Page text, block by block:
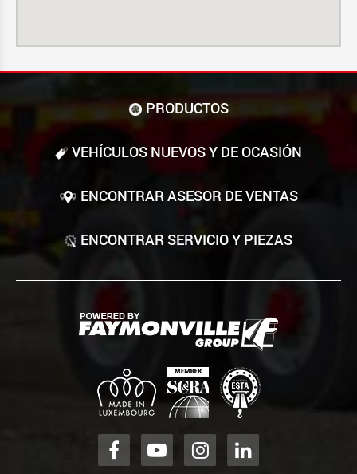
PRODUCTOS
VEHÍCULOS NUEVOS Y DE OCASIÓN
ENCONTRAR ASESOR DE VENTAS
ENCONTRAR SERVICIO Y PIEZAS